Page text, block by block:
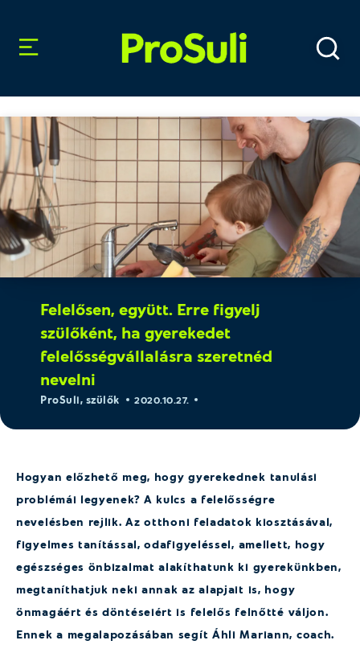
Felelősen, együtt. Erre figyelj
szülőként, ha gyerekedet
felelősségvállalásra szeretnéd
nevelni
ProSuli, szülők 2020.10.27.
Hogyan előzhető meg, hogy gyerekednek tanulási
problémái legyenek? A kulcs a felelősségre
nevelésben rejlik. Az otthoni feladatok kiosztásával,
figyelmes tanítással, odafigyeléssel, amellett, hogy
egészséges önbizalmat alakíthatunk ki gyerekünkben,
megtaníthatjuk neki annak az alapjait is, hogy
önmagáért és döntéseiért is felelős felnőtté váljon.
Ennek a megalapozásában segít Áhli Mariann, coach.